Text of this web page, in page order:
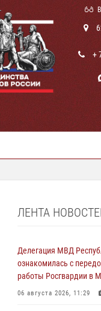
+
ЛЕНТА
Делегация МВД
ознакомилась с
работы Росгвардии в
06 августа 2026, 11:29